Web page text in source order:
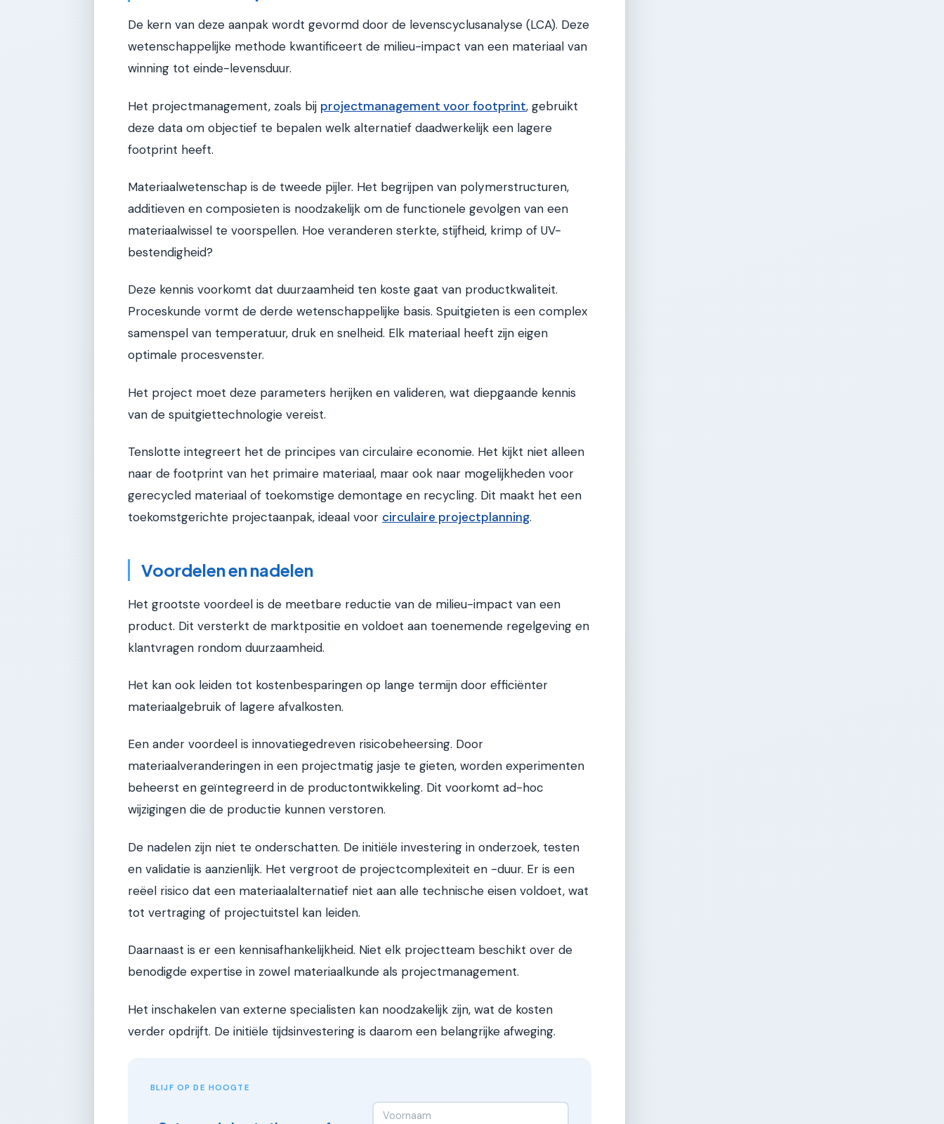
De kern van deze aanpak wordt gevormd door de levenscyclusanalyse (LCA). Deze
wetenschappelijke methode kwantificeert de milieu-impact van een materiaal van
winning tot einde-levensduur.
Het projectmanagement, zoals bij projectmanagement voor footprint, gebruikt
deze data om objectief te bepalen welk alternatief daadwerkelijk een lagere
footprint heeft.
Materiaalwetenschap is de tweede pijler. Het begrijpen van polymerstructuren,
additieven en composieten is noodzakelijk om de functionele gevolgen van een
materiaalwissel te voorspellen. Hoe veranderen sterkte, stijfheid, krimp of UV-
bestendigheid?
Deze kennis voorkomt dat duurzaamheid ten koste gaat van productkwaliteit.
Proceskunde vormt de derde wetenschappelijke basis. Spuitgieten is een complex
samenspel van temperatuur, druk en snelheid. Elk materiaal heeft zijn eigen
optimale procesvenster.
Het project moet deze parameters herijken en valideren, wat diepgaande kennis
van de spuitgiettechnologie vereist.
Tenslotte integreert het de principes van circulaire economie. Het kijkt niet alleen
naar de footprint van het primaire materiaal, maar ook naar mogelijkheden voor
gerecycled materiaal of toekomstige demontage en recycling. Dit maakt het een
toekomstgerichte projectaanpak, ideaal voor circulaire projectplanning.
Voordelen en nadelen
Het grootste voordeel is de meetbare reductie van de milieu-impact van een
product. Dit versterkt de marktpositie en voldoet aan toenemende regelgeving en
klantvragen rondom duurzaamheid.
Het kan ook leiden tot kostenbesparingen op lange termijn door efficiënter
materiaalgebruik of lagere afvalkosten.
Een ander voordeel is innovatiegedreven risicobeheersing. Door
materiaalveranderingen in een projectmatig jasje te gieten, worden experimenten
beheerst en geïntegreerd in de productontwikkeling. Dit voorkomt ad-hoc
wijzigingen die de productie kunnen verstoren.
De nadelen zijn niet te onderschatten. De initiële investering in onderzoek, testen
en validatie is aanzienlijk. Het vergroot de projectcomplexiteit en -duur. Er is een
reëel risico dat een materiaalalternatief niet aan alle technische eisen voldoet, wat
tot vertraging of projectuitstel kan leiden.
Daarnaast is er een kennisafhankelijkheid. Niet elk projectteam beschikt over de
benodigde expertise in zowel materiaalkunde als projectmanagement.
Het inschakelen van externe specialisten kan noodzakelijk zijn, wat de kosten
verder opdrijft. De initiële tijdsinvestering is daarom een belangrijke afweging.
BLIJF OP DE HOOGTE